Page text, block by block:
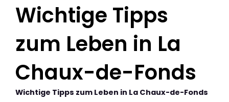
Wichtige Tipps
zum Leben in La
Chaux-de-Fonds
Wichtige Tipps zum Leben in La Chaux-de-Fonds